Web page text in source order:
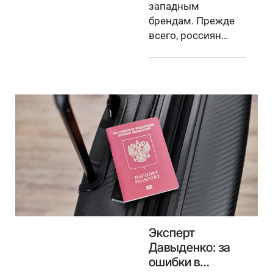
западным
брендам. Прежде
всего, россиян…
Эксперт
Давыденко: за
ошибки в